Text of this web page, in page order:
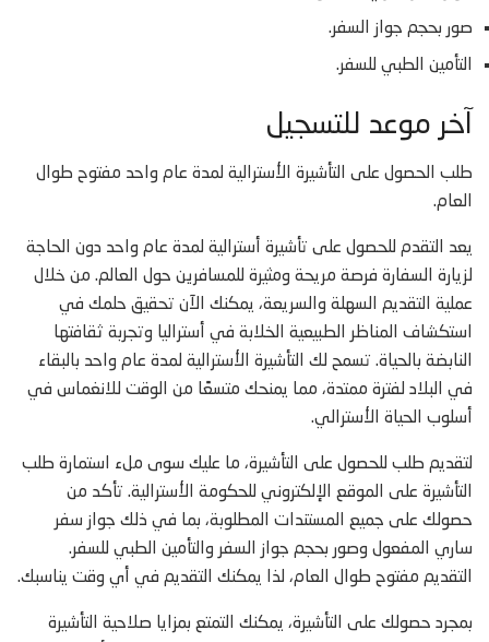
صور بحجم جواز السفر.
التأمين الطبي للسفر.
آخر موعد للتسجيل
طلب الحصول على التأشيرة الأسترالية لمدة عام واحد مفتوح طوال
العام.
يعد التقدم للحصول على تأشيرة أسترالية لمدة عام واحد دون الحاجة
لزيارة السفارة فرصة مريحة ومثيرة للمسافرين حول العالم. من خلال
عملية التقديم السهلة والسريعة، يمكنك الآن تحقيق حلمك في
استكشاف المناظر الطبيعية الخلابة في أستراليا وتجربة ثقافتها
النابضة بالحياة. تسمح لك التأشيرة الأسترالية لمدة عام واحد بالبقاء
في البلاد لفترة ممتدة، مما يمنحك متسعًا من الوقت للانغماس في
أسلوب الحياة الأسترالي.
لتقديم طلب للحصول على التأشيرة، ما عليك سوى ملء استمارة طلب
التأشيرة على الموقع الإلكتروني للحكومة الأسترالية. تأكد من
حصولك على جميع المستندات المطلوبة، بما في ذلك جواز سفر
ساري المفعول وصور بحجم جواز السفر والتأمين الطبي للسفر.
التقديم مفتوح طوال العام، لذا يمكنك التقديم في أي وقت يناسبك.
بمجرد حصولك على التأشيرة، يمكنك التمتع بمزايا صلاحية التأشيرة